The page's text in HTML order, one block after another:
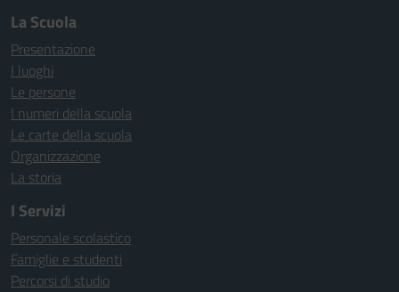
La Scuola
Presentazione
I luoghi
Le persone
I numeri della scuola
Le carte della scuola
Organizzazione
La storia
I Servizi
Personale scolastico
Famiglie e studenti
Percorsi di studio